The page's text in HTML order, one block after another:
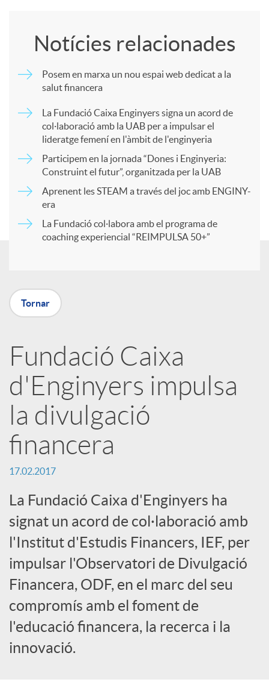
m
t
r
X
a
r
x
e
s
S
o
Notícies relacionades
Posem en marxa un nou espai web dedicat a la
salut financera
La Fundació Caixa Enginyers signa un acord de
col·laboració amb la UAB per a impulsar el
lideratge femení en l'àmbit de l'enginyeria
Participem en la jornada “Dones i Enginyeria:
Construint el futur”, organitzada per la UAB
Aprenent les STEAM a través del joc amb ENGINY-
era
La Fundació col·labora amb el programa de
coaching experiencial “REIMPULSA 50+”
Tornar
Fundació Caixa
d'Enginyers impulsa
la divulgació
financera
17.02.2017
La Fundació Caixa d'Enginyers ha
signat un acord de col·laboració amb
l'Institut d'Estudis Financers, IEF, per
impulsar l'Observatori de Divulgació
Financera, ODF, en el marc del seu
compromís amb el foment de
l'educació financera, la recerca i la
innovació.